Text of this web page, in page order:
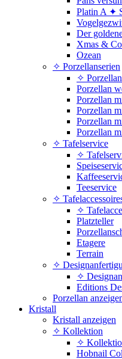
Platin A ✦
Der
Xmas &
Ozean
✧ Porzellanserien
✧
Porzellan
Porzellan
Porzellan
Porzellan
Porzellan
✧ Tafelservice
✧
Teeservice
✧
✧
Platzteller
Etagere
Terrain
✧
✧
Editions
Porzellan
Kristall
Kristall anzeigen
✧ Kollektion
✧
Hobnail